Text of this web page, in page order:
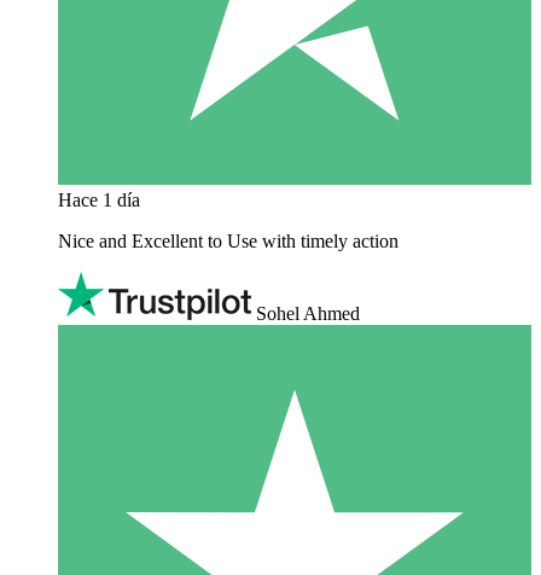
Hace 1 día
Nice and Excellent to Use with timely action
Sohel Ahmed